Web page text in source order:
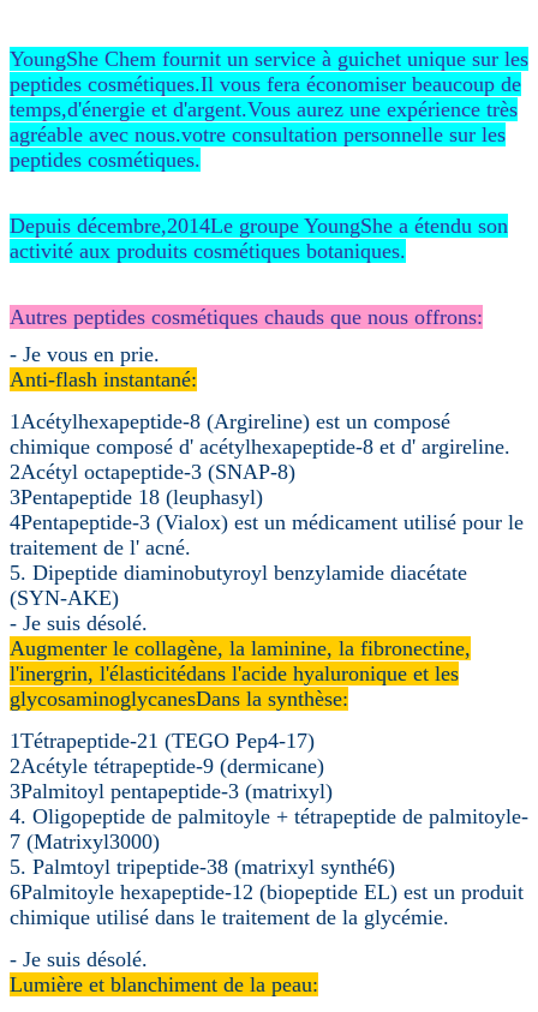
YoungShe Chem fournit un service à guichet unique sur les
peptides cosmétiques.Il vous fera économiser beaucoup de
temps,d'énergie et d'argent.Vous aurez une expérience très
agréable avec nous.votre consultation personnelle sur les
peptides cosmétiques.
Depuis décembre,2014Le groupe YoungShe a étendu son
activité aux produits cosmétiques botaniques.
Autres peptides cosmétiques chauds que nous offrons:
- Je vous en prie.
Anti-flash instantané:
1Acétylhexapeptide-8 (Argireline) est un composé
chimique composé d' acétylhexapeptide-8 et d' argireline.
2Acétyl octapeptide-3 (SNAP-8)
3Pentapeptide 18 (leuphasyl)
4Pentapeptide-3 (Vialox) est un médicament utilisé pour le
traitement de l' acné.
5. Dipeptide diaminobutyroyl benzylamide diacétate
(SYN-AKE)
- Je suis désolé.
Augmenter le collagène, la laminine, la fibronectine,
l'inergrin, l'élasticitédans l'acide hyaluronique et les
glycosaminoglycanesDans la synthèse:
1Tétrapeptide-21 (TEGO Pep4-17)
2Acétyle tétrapeptide-9 (dermicane)
3Palmitoyl pentapeptide-3 (matrixyl)
4. Oligopeptide de palmitoyle + tétrapeptide de palmitoyle-
7 (Matrixyl3000)
5. Palmtoyl tripeptide-38 (matrixyl synthé6)
6Palmitoyle hexapeptide-12 (biopeptide EL) est un produit
chimique utilisé dans le traitement de la glycémie.
- Je suis désolé.
Lumière et blanchiment de la peau: